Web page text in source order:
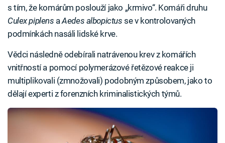
s tím, že komárům poslouží jako „krmivo“. Komáři druhu
Culex piplens aAedes albopictusse v kontrolovaných
podmínkách nasáli lidské krve.
Vědci následně odebírali natrávenou krev z komářích
vnitřností a pomocí polymerázové řetězové reakce ji
multiplikovali (zmnožovali) podobným způsobem, jako to
dělají experti z forenzních kriminalistických týmů.